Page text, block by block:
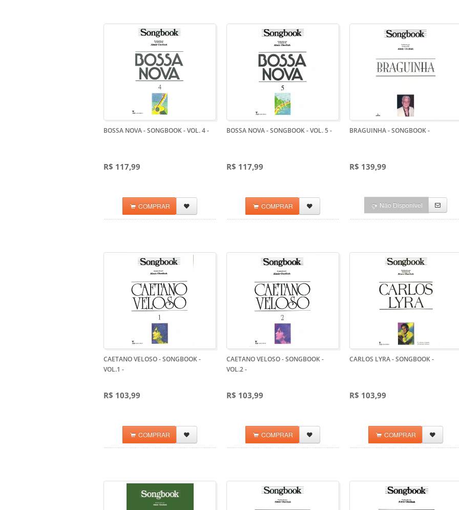
BOSSA NOVA - SONGBOOK - VOL. 4-
R$ 117,99
COMPRAR
BOSSA NOVA - SONGBOOK - VOL. 5-
R$ 117,99
COMPRAR
BRAGUINHA - SONGBOOK-
R$ 139,99
Não Disponível
CAETANO VELOSO - SONGBOOK -
VOL.1 -
R$ 103,99
COMPRAR
CAETANO VELOSO - SONGBOOK -
VOL.2-
R$ 103,99
COMPRAR
CARLOS LYRA - SONGBOOK-
R$ 103,99
COMPRAR